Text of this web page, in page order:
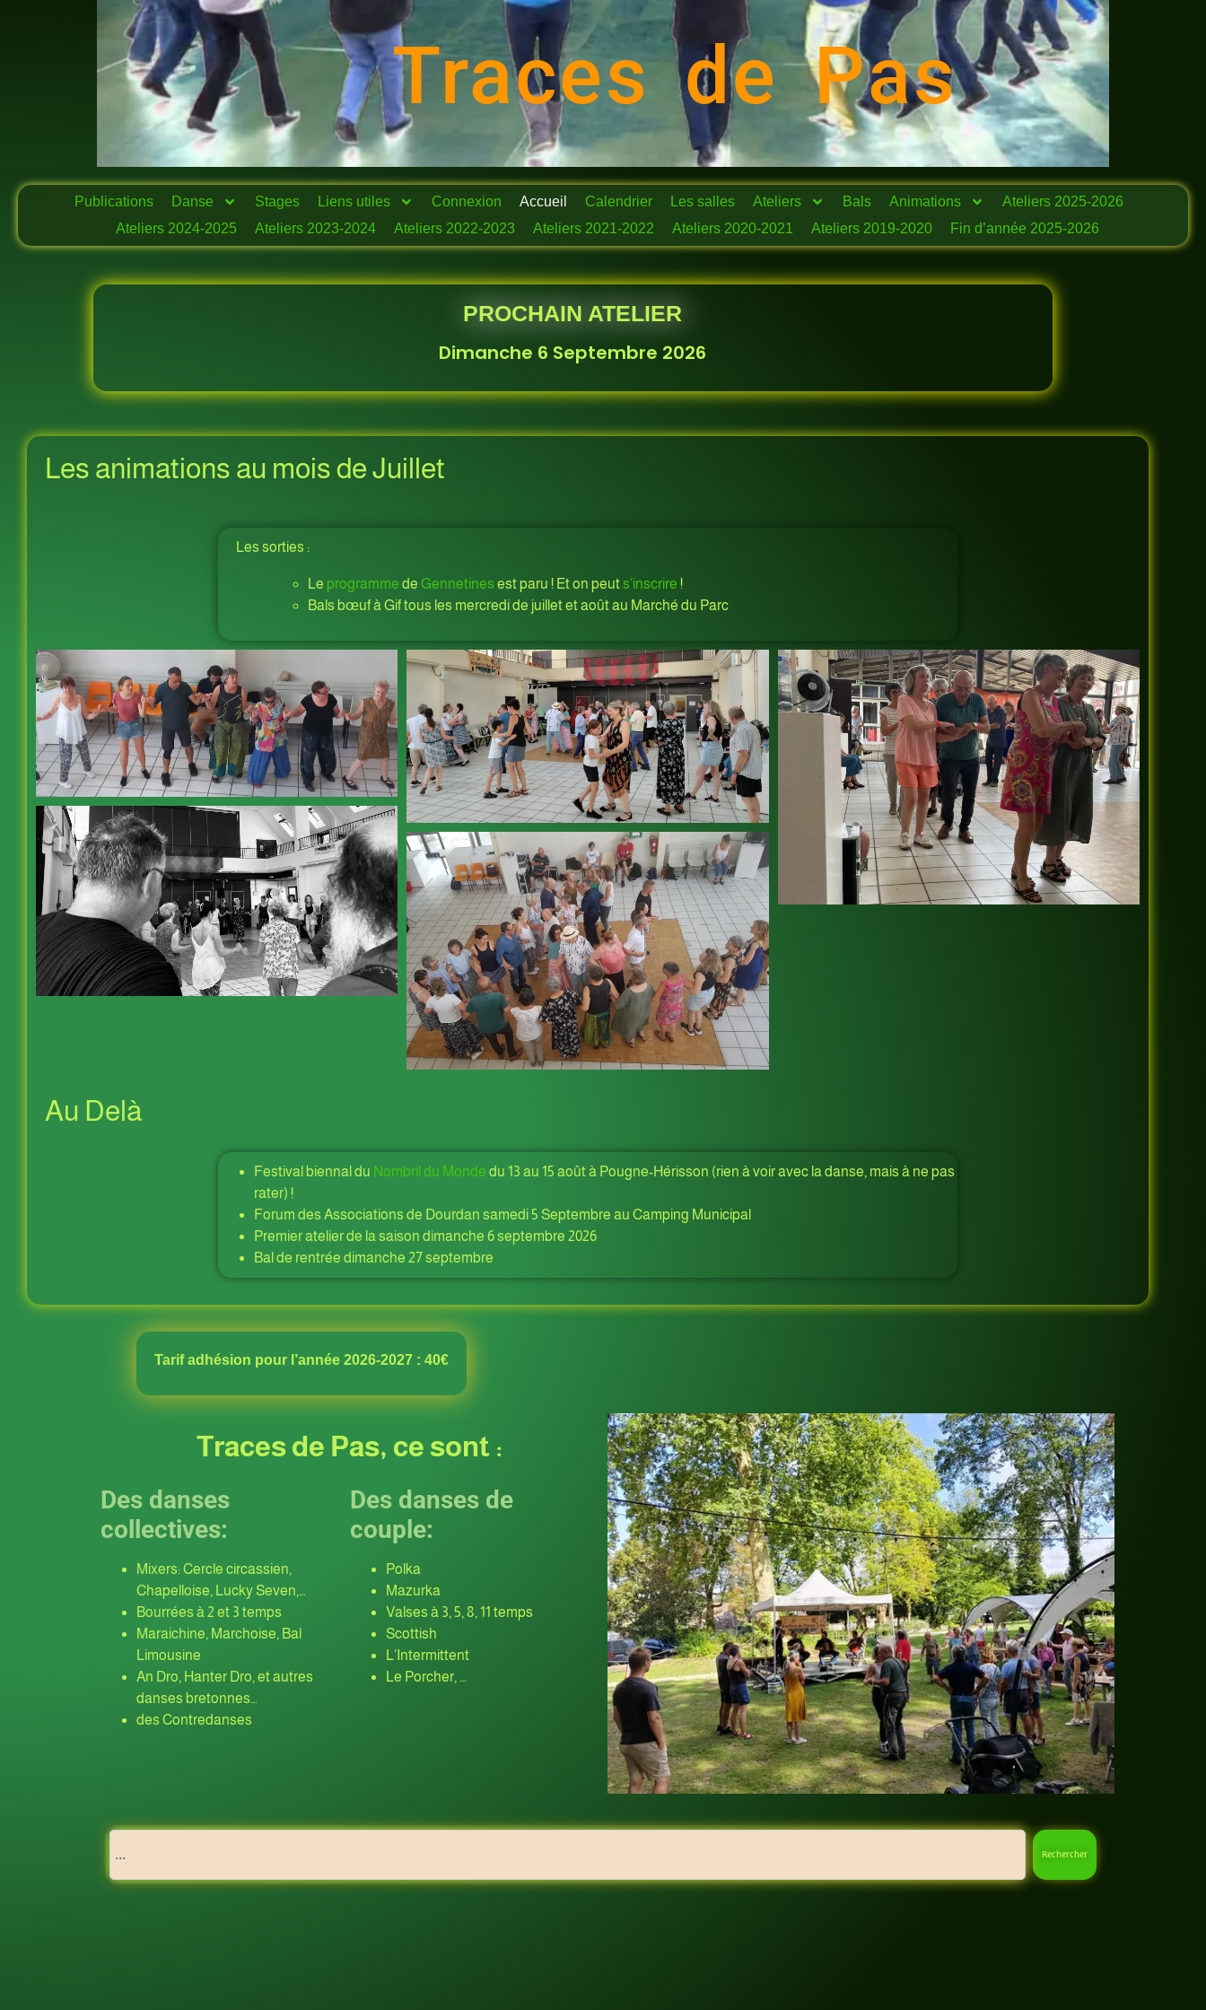
Traces de Pas
Publications Danse Stages Liens utiles Connexion Accueil Calendrier Les salles Ateliers Bals Animations
Ateliers 2025-2026
Ateliers 2024-2025
Ateliers 2023-2024 Ateliers 2022-2023 Ateliers 2021-2022 Ateliers 2020-2021 Ateliers 2019-2020 Fin d’année 2025-2026
PROCHAIN ATELIER
Dimanche 6 Septembre 2026
Les animations au mois de Juillet
Les sorties :
Le programme de Gennetines est paru ! Et on peuts’inscrire !
Bals bœuf à Gif tous les mercredi de juillet et août au Marché du Parc
Au Delà
Festival biennal du Nombril du Monde du 13 au 15 août à Pougne-Hérisson (rien à voir avec la danse, mais à ne pas
rater) !
Forum des Associations de Dourdan samedi 5 Septembre au Camping Municipal
Premier atelier de la saison dimanche 6 septembre 2026
Bal de rentrée dimanche 27 septembre
Tarif adhésion pour l’année 2026-2027 : 40€
Traces de Pas, ce sont :
Des danses
collectives:
Mixers: Cercle circassien,
Chapelloise, Lucky Seven,…
Bourrées à 2 et 3 temps
Maraichine, Marchoise, Bal
Limousine
An Dro, Hanter Dro, et autres
danses bretonnes…
des Contredanses
Des danses de
couple:
Polka
Mazurka
Valses à 3, 5, 8, 11 temps
Scottish
L’Intermittent
Le Porcher, …
Rechercher